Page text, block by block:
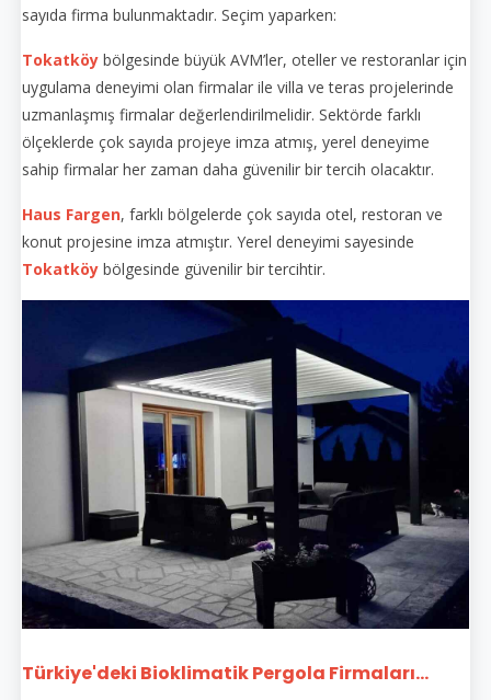
sayıda firma bulunmaktadır. Seçim yaparken:
Tokatköy bölgesinde büyük AVM’ler, oteller ve restoranlar için
uygulama deneyimi olan firmalar ile villa ve teras projelerinde
uzmanlaşmış firmalar değerlendirilmelidir. Sektörde farklı
ölçeklerde çok sayıda projeye imza atmış, yerel deneyime
sahip firmalar her zaman daha güvenilir bir tercih olacaktır.
Haus Fargen, farklı bölgelerde çok sayıda otel, restoran ve
konut projesine imza atmıştır. Yerel deneyimi sayesinde
Tokatköy bölgesinde güvenilir bir tercihtir.
Türkiye'deki Bioklimatik Pergola Firmaları...